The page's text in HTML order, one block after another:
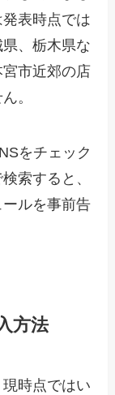
表時点では
、栃木県な
市近郊の店
。
をチェック
索すると、
ルを事前告
方法
時点ではい